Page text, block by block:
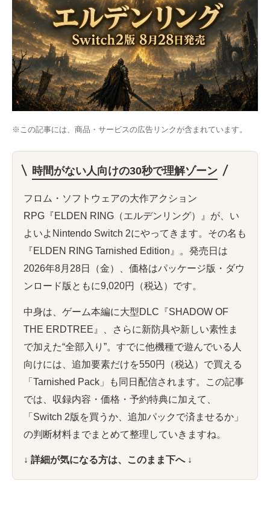
※この記事には、商品・サービスの広告リンクが含まれています。
時間がない人向けの30秒で理解ゾーン
フロム・ソフトウェアの大作アクション
RPG『ELDEN RING（エルデンリング）』が、い
よいよNintendo Switch 2にやってきます。その名も
『ELDEN RING Tarnished Edition』。発売日は
2026年8月28日（金）、価格はパッケージ版・ダウ
ンロード版ともに9,020円（税込）です。
中身は、ゲーム本編に大型DLC『SHADOW OF
THE ERDTREE』、さらに新防具や新しい素性ま
で加えた“全部入り”。すでに他機種で遊んでいる人
向けには、追加要素だけを550円（税込）で買える
「Tarnished Pack」も同日配信されます。この記事
では、収録内容・価格・予約特典に加えて、
「Switch 2版を買うか、追加パックで済ませるか」
の判断材料までまとめて整理していきますね。
↓ 詳細が気になる方は、このまま下へ ↓